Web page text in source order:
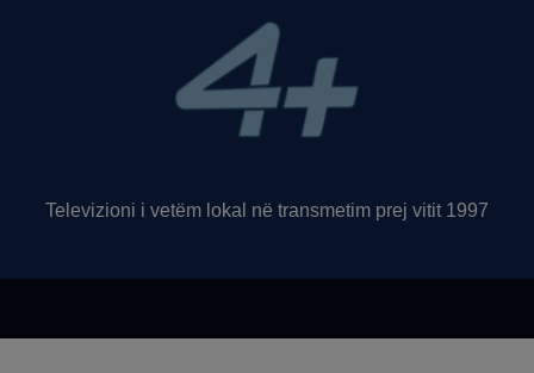
Televizioni i vetëm lokal në transmetim prej vitit 1997